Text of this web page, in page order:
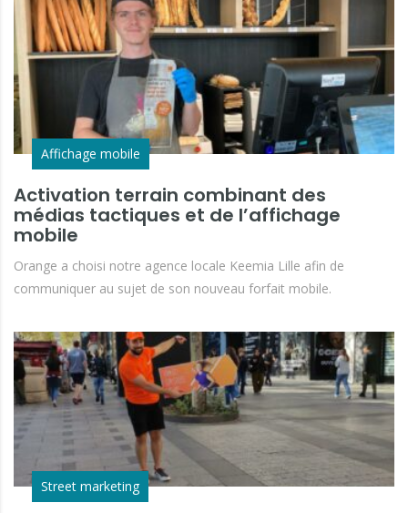
Affichage mobile
Activation terrain combinant des
médias tactiques et de l’affichage
mobile
Orange a choisi notre agence locale Keemia Lille afin de
communiquer au sujet de son nouveau forfait mobile.
Street marketing